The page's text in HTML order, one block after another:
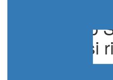
Sport Web
cresce e si